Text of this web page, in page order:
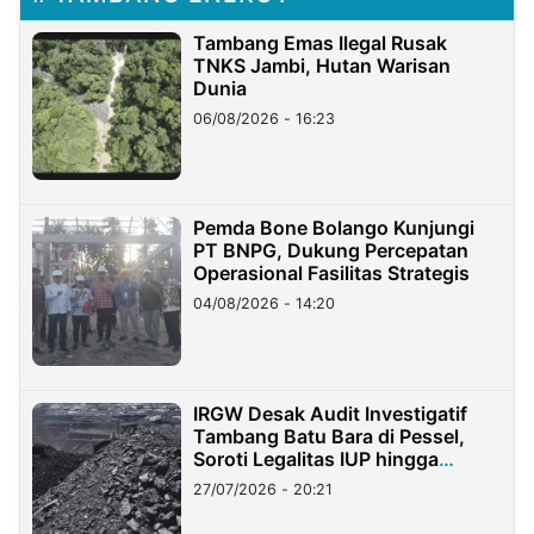
Tambang Emas Ilegal Rusak
TNKS Jambi, Hutan Warisan
Dunia
06/08/2026 - 16:23
Pemda Bone Bolango Kunjungi
PT BNPG, Dukung Percepatan
Operasional Fasilitas Strategis
04/08/2026 - 14:20
IRGW Desak Audit Investigatif
Tambang Batu Bara di Pessel,
Soroti Legalitas IUP hingga
Stockpile
27/07/2026 - 20:21